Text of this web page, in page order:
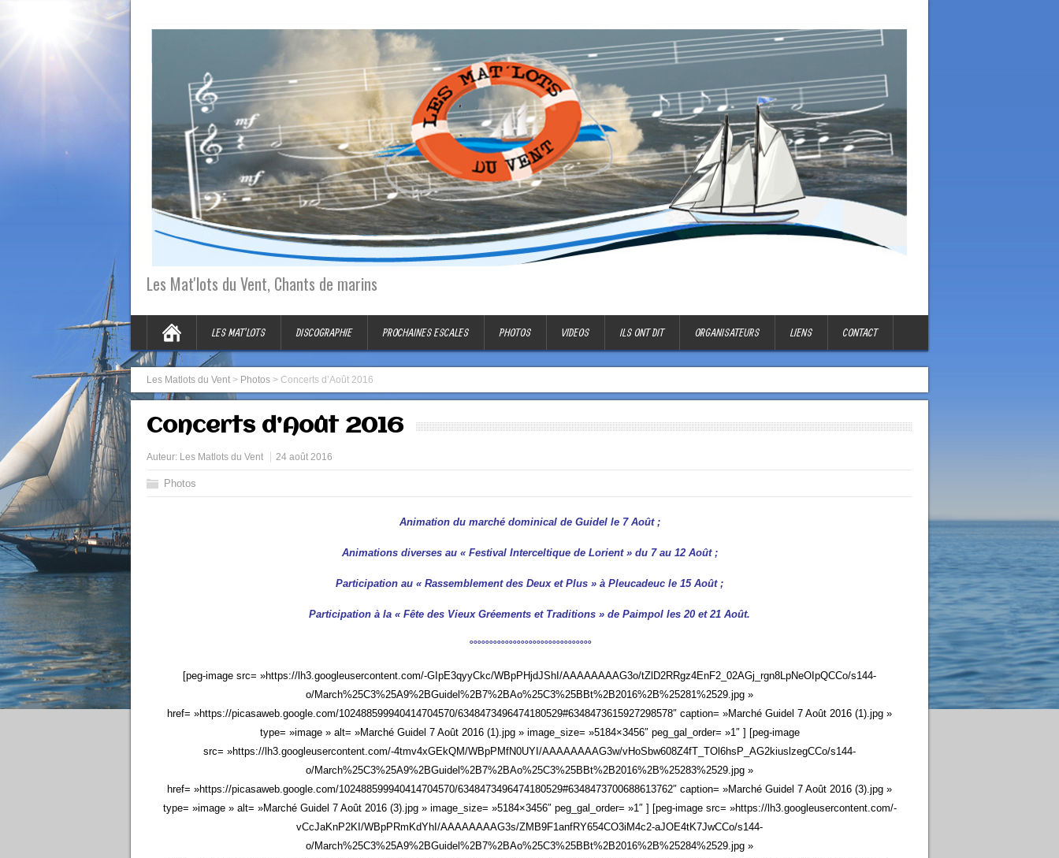
Les Mat'lots du Vent, Chants de marins
LES MAT’LOTS DISCOGRAPHIE PROCHAINES ESCALES PHOTOS VIDEOS ILS ONT DIT ORGANISATEURS LIENS CONTACT
Les Matlots du Vent > Photos > Concerts d’Août 2016
Concerts d’Août 2016
Auteur: Les Matlots du Vent 24 août 2016
Photos
Animation du marché dominical de Guidel le 7 Août ;
Animations diverses au « Festival Interceltique de Lorient » du 7 au 12 Août ;
Participation au « Rassemblement des Deux et Plus » à Pleucadeuc le 15 Août ;
Participation à la « Fête des Vieux Gréements et Traditions » de Paimpol les 20 et 21 Août.
°°°°°°°°°°°°°°°°°°°°°°°°°°°°°°°
[peg-image src= »https://lh3.googleusercontent.com/-GIpE3qyyCkc/WBpPHjdJShI/AAAAAAAAG3o/tZlD2RRgz4EnF2_02AGj_rgn8LpNeOIpQCCo/s144-
o/March%25C3%25A9%2BGuidel%2B7%2BAo%25C3%25BBt%2B2016%2B%25281%2529.jpg »
href= »https://picasaweb.google.com/102488599940414704570/6348473496474180529#6348473615927298578″ caption= »Marché Guidel 7 Août 2016 (1).jpg »
type= »image » alt= »Marché Guidel 7 Août 2016 (1).jpg » image_size= »5184×3456″ peg_gal_order= »1″ ] [peg-image
src= »https://lh3.googleusercontent.com/-4tmv4xGEkQM/WBpPMfN0UYI/AAAAAAAAG3w/vHoSbw608Z4fT_TOl6hsP_AG2kiuslzegCCo/s144-
o/March%25C3%25A9%2BGuidel%2B7%2BAo%25C3%25BBt%2B2016%2B%25283%2529.jpg »
href= »https://picasaweb.google.com/102488599940414704570/6348473496474180529#6348473700688613762″ caption= »Marché Guidel 7 Août 2016 (3).jpg »
type= »image » alt= »Marché Guidel 7 Août 2016 (3).jpg » image_size= »5184×3456″ peg_gal_order= »1″ ] [peg-image src= »https://lh3.googleusercontent.com/-
vCcJaKnP2KI/WBpPRmKdYhI/AAAAAAAAG3s/ZMB9F1anfRY654CO3iM4c2-aJOE4tK7JwCCo/s144-
o/March%25C3%25A9%2BGuidel%2B7%2BAo%25C3%25BBt%2B2016%2B%25284%2529.jpg »